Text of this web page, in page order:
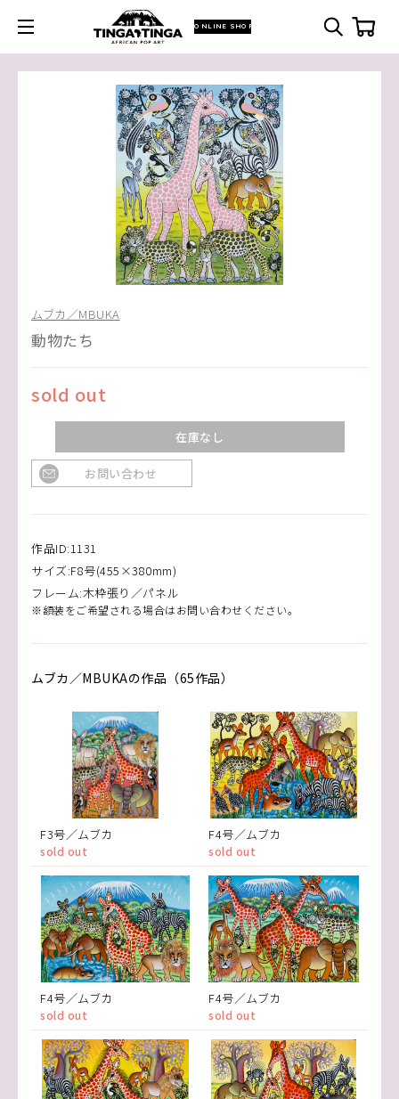
ONLINE SHOP
ムブカ／MBUKA
動物たち
sold out
在庫なし
お問い合わせ
作品ID:1131
サイズ:F8号(455×380mm)
フレーム:木枠張り／パネル
※額装をご希望される場合はお問い合わせください。
ムブカ／MBUKAの作品（65作品）
F3号／ムブカ
sold out
F4号／ムブカ
sold out
F4号／ムブカ
sold out
F4号／ムブカ
sold out